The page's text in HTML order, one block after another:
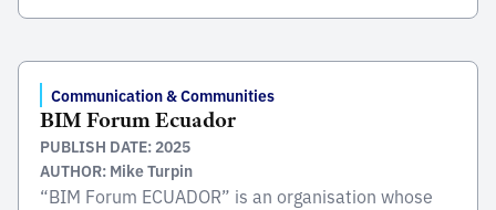
implementación del Modelado de Información para
sociales, económicos y medioambientales para las
personas y los lugares. Si los gobiernos, las
instituciones multilaterales y los bancos de
inversión […]
Communication & Communities
BIM Forum Ecuador
PUBLISH DATE: 2025
AUTHOR: Mike Turpin
“BIM Forum ECUADOR” is an organisation whose